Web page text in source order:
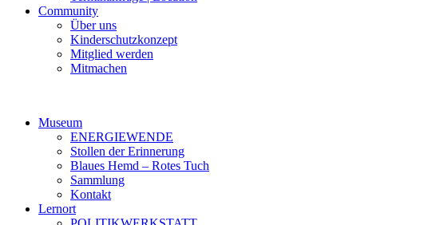
Community
Über uns
Kinderschutzkonzept
Mitglied werden
Mitmachen
Museum
ENERGIEWENDE
Stollen der Erinnerung
Blaues Hemd – Rotes Tuch
Sammlung
Kontakt
Lernort